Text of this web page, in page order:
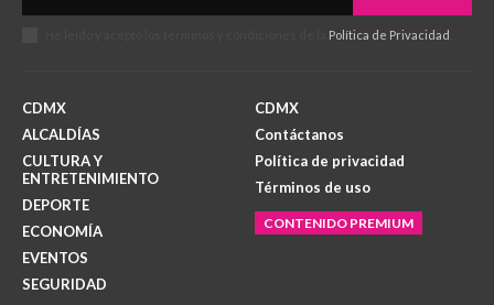
Política de Privacidad
CDMX
ALCALDÍAS
CULTURA Y
ENTRETENIMIENTO
DEPORTE
ECONOMÍA
EVENTOS
SEGURIDAD
CDMX
Contáctanos
Política de privacidad
Términos de uso
CONTENIDO PREMIUM